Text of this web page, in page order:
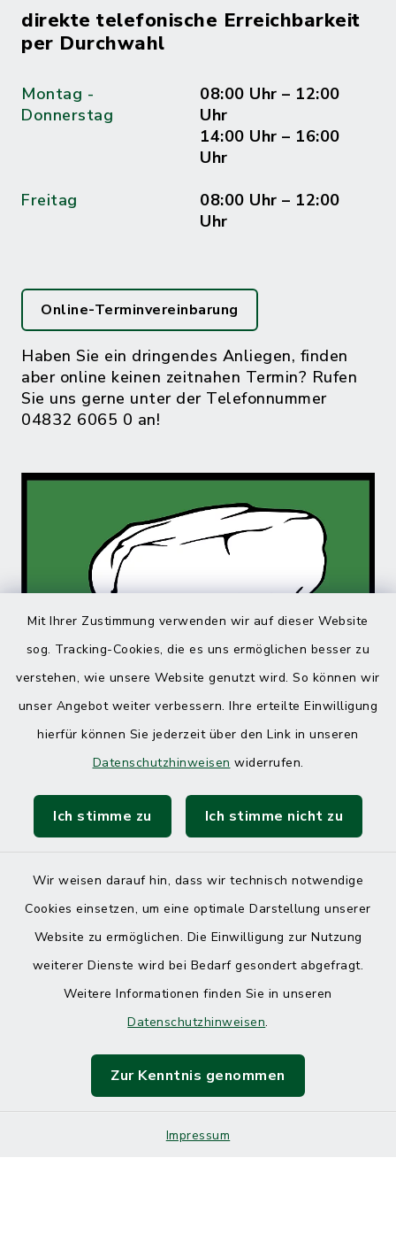
Mit Ihrer Zustimmung verwenden wir auf dieser Website
sog. Tracking-Cookies, die es uns ermöglichen besser zu
verstehen, wie unsere Website genutzt wird. So können wir
unser Angebot weiter verbessern. Ihre erteilte Einwilligung
hierfür können Sie jederzeit über den Link in unseren
Datenschutzhinweisen widerrufen.
Ich stimme zu Ich stimme nicht zu
Wir weisen darauf hin, dass wir technisch notwendige
Cookies einsetzen, um eine optimale Darstellung unserer
Website zu ermöglichen. Die Einwilligung zur Nutzung
weiterer Dienste wird bei Bedarf gesondert abgefragt.
Weitere Informationen finden Sie in unseren
Datenschutzhinweisen.
Zur Kenntnis genommen
Impressum
direkte telefonische Erreichbarkeit
per Durchwahl
Montag -
Donnerstag
08:00 Uhr – 12:00
Uhr
14:00 Uhr – 16:00
Uhr
Freitag
08:00 Uhr – 12:00
Uhr
Online-Terminvereinbarung
Haben Sie ein dringendes Anliegen, finden
aber online keinen zeitnahen Termin? Rufen
Sie uns gerne unter der Telefonnummer
04832 6065 0 an!
Barrierefreiheit
Impressum
Sitemap